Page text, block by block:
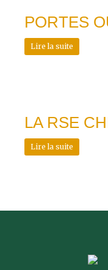
PORTES
Lire la suite
LA RSE
Lire la suite